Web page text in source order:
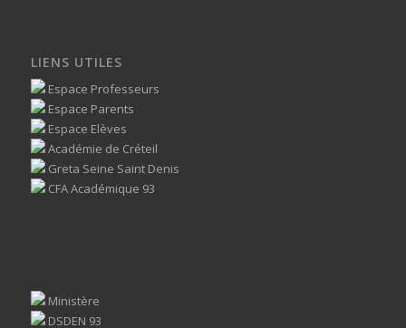
LIENS UTILES
Espace Professeurs
Espace Parents
Espace Elèves
Académie de Créteil
Greta Seine Saint Denis
CFA Académique 93
Ministère
DSDEN 93